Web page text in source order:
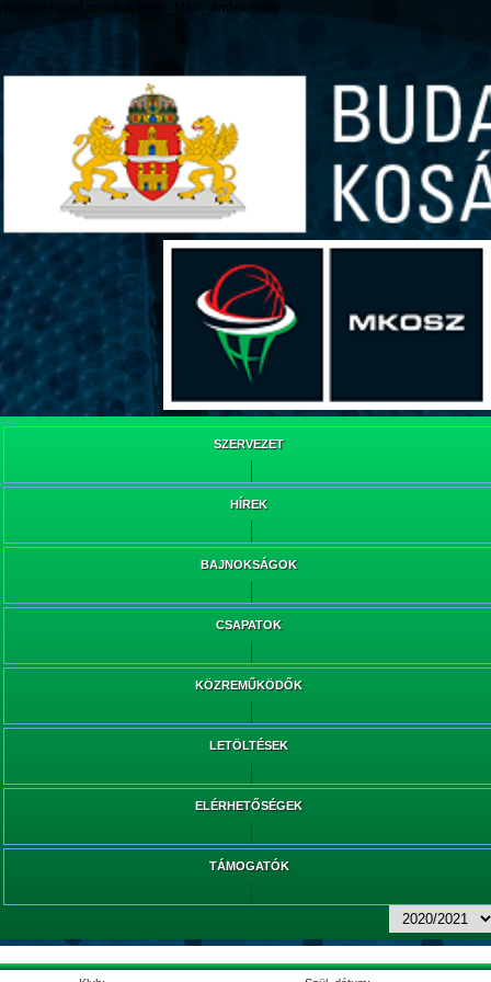
/web/webpont.com/kcs/html/_Main_/index.html
SZERVEZET
HÍREK
BAJNOKSÁGOK
CSAPATOK
KÖZREMŰKÖDŐK
LETÖLTÉSEK
ELÉRHETŐSÉGEK
TÁMOGATÓK